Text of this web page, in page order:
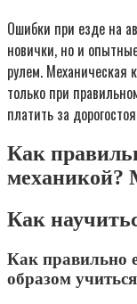
Ошибки при езде на
новички, но и
рулем. Механическая
только при
платить за
Как
механикой?
Как
Как правильно
образом учиться